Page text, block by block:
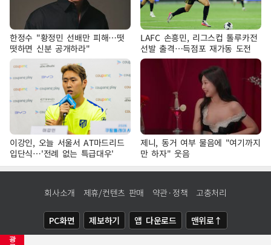
광
한정수 "황정민 선배만 피해…떳
떳하면 신분 공개하라"
LAFC 손흥민, 리그스컵 톨루카전
선발 출격…득점포 재가동 도전
이강인, 오늘 서울서 AT마드리드
입단식…'전례 없는 특급대우'
제니, 동거 여부 물음에 "여기까지
만 하자" 웃음
회사소개 제휴/컨텐츠 판매 약관·정책 고충처리
PC화면 제보하기 앱 다운로드 맨위로↑